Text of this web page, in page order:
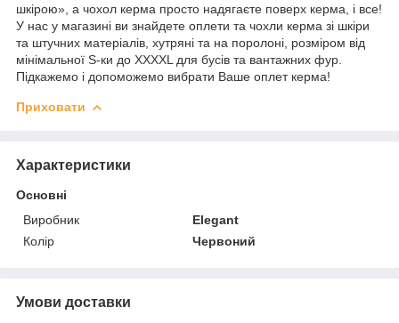
шкірою», а чохол керма просто надягаєте поверх керма, і все!
У нас у магазині ви знайдете оплети та чохли керма зі шкіри
та штучних матеріалів, хутряні та на поролоні, розміром від
мінімальної S-ки до XXXXL для бусів та вантажних фур.
Підкажемо і допоможемо вибрати Ваше оплет керма!
Приховати
Характеристики
Основні
Виробник
Elegant
Колір
Червоний
Умови доставки